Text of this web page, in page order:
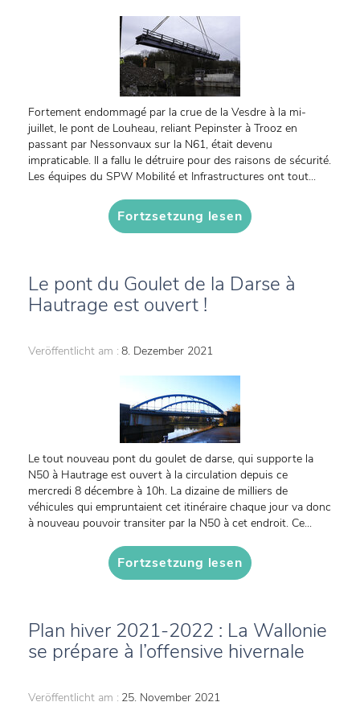
Fortement endommagé par la crue de la Vesdre à la mi-
juillet, le pont de Louheau, reliant Pepinster à Trooz en
passant par Nessonvaux sur la N61, était devenu
impraticable. Il a fallu le détruire pour des raisons de sécurité.
Les équipes du SPW Mobilité et Infrastructures ont tout...
Fortzsetzung lesen
Le pont du Goulet de la Darse à
Hautrage est ouvert !
Veröffentlicht am : 8. Dezember 2021
Le tout nouveau pont du goulet de darse, qui supporte la
N50 à Hautrage est ouvert à la circulation depuis ce
mercredi 8 décembre à 10h. La dizaine de milliers de
véhicules qui empruntaient cet itinéraire chaque jour va donc
à nouveau pouvoir transiter par la N50 à cet endroit. Ce...
Fortzsetzung lesen
Plan hiver 2021-2022 : La Wallonie
se prépare à l’offensive hivernale
Veröffentlicht am : 25. November 2021